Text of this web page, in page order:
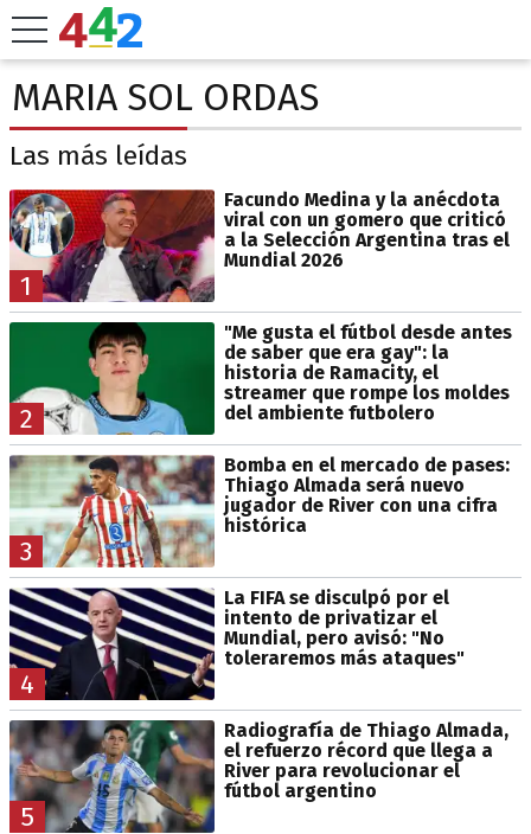
MARIA SOL ORDAS
Las más leídas
1
Facundo Medina y la anécdota
viral con un gomero que criticó
a la Selección Argentina tras el
Mundial 2026
2
"Me gusta el fútbol desde antes
de saber que era gay": la
historia de Ramacity, el
streamer que rompe los moldes
del ambiente futbolero
3
Bomba en el mercado de pases:
Thiago Almada será nuevo
jugador de River con una cifra
histórica
4
La FIFA se disculpó por el
intento de privatizar el
Mundial, pero avisó: "No
toleraremos más ataques"
5
Radiografía de Thiago Almada,
el refuerzo récord que llega a
River para revolucionar el
fútbol argentino